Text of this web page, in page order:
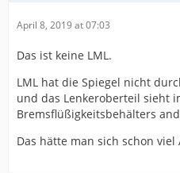
April 8, 2019 at 07:03
Das ist keine LML.
LML hat die Spiegel nicht
und das Lenkeroberteil sieht
Bremsflüßigkeitsbehälters
Das hätte man sich schon